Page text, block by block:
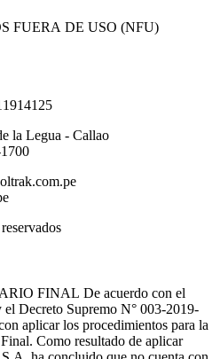
FUERA DE USO (NFU)
la Legua - Callao
FINAL
Decreto Supremo N° 003-2019-
aplicar los procedimientos para la
Como resultado de aplicar